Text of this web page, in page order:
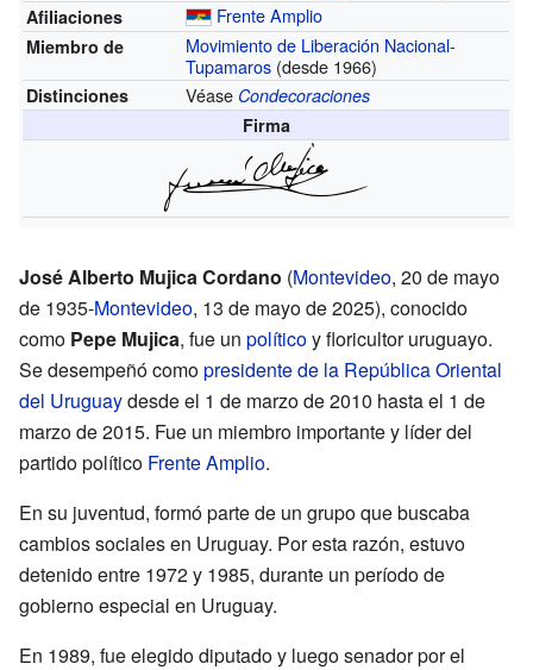
Afiliaciones Frente Amplio
Miembro de
Movimiento de Liberación Nacional-
Tupamaros (desde 1966)
Distinciones Véase Condecoraciones
Firma
José Alberto Mujica Cordano (Montevideo, 20 de mayo
de 1935-Montevideo, 13 de mayo de 2025), conocido
como Pepe Mujica, fue un políticoy floricultor uruguayo.
Se desempeñó comopresidente de la República Oriental
del Uruguaydesde el 1 de marzo de 2010 hasta el 1 de
marzo de 2015. Fue un miembro importante y líder del
partido político Frente Amplio.
En su juventud, formó parte de un grupo que buscaba
cambios sociales en Uruguay. Por esta razón, estuvo
detenido entre 1972 y 1985, durante un período de
gobierno especial en Uruguay.
En 1989, fue elegido diputado y luego senador por el